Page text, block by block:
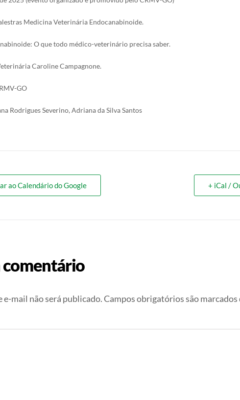
Medicina Veterinária Endocanabinoide.
O que todo médico-veterinário precisa saber.
Caroline Campagnone.
GO
Rodrigues Severino, Adriana da Silva Santos
ao Calendário do Google + iCal /
comentário
e-mail não será publicado.Campos obrigatórios são marcados